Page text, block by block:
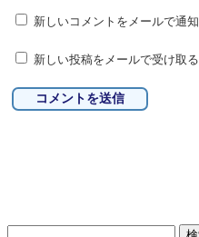
新しいコメントをメールで通知
新しい投稿をメールで受け取る